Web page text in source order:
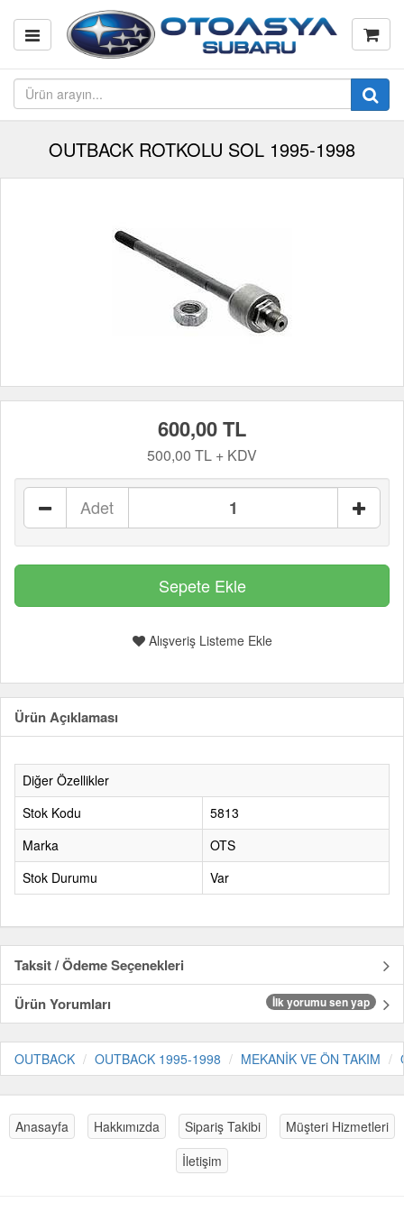
OUTBACK ROTKOLU SOL 1995-1998
600,00 TL
500,00 TL + KDV
Adet
Alışveriş Listeme Ekle
Ürün Açıklaması
Diğer Özellikler
Stok Kodu
5813
Marka
OTS
Stok Durumu
Var
Taksit / Ödeme Seçenekleri
Ürün Yorumları
İlk yorumu sen yap
OUTBACK OUTBACK 1995-1998 MEKANİK VE ÖN TAKIM
Anasayfa Hakkımızda Sipariş Takibi
Müşteri Hizmetleri
İletişim